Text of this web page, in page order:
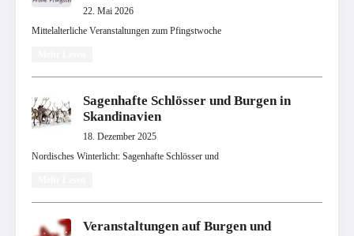
22. Mai 2026
Mittelalterliche Veranstaltungen zum Pfingstwoche
Sagenhafte Schlösser und Burgen in
Skandinavien
18. Dezember 2025
Nordisches Winterlicht: Sagenhafte Schlösser und
Veranstaltungen auf Burgen und